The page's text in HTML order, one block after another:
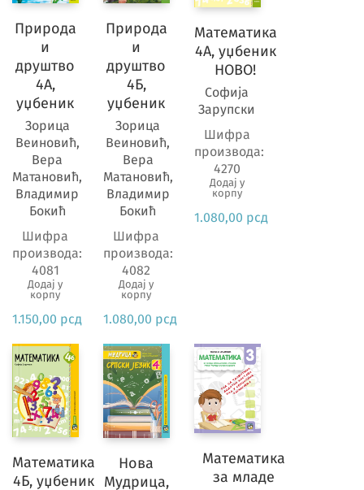
Природа
и
друштво
4А,
уџбеник
Зорица
Веиновић,
Вера
Матановић,
Владимир
Бокић
Шифра
производа:
4081
Додај у
корпу
1.150,00 рсд
Природа
и
друштво
4Б,
уџбеник
Зорица
Веиновић,
Вера
Матановић,
Владимир
Бокић
Шифра
производа:
4082
Додај у
корпу
1.080,00 рсд
Математика
4А, уџбеник
НОВО!
Софија
Зарупски
Шифра
производа:
4270
Додај у
корпу
1.080,00 рсд
Математика
4Б, уџбеник
Нова
Мудрица,
Математика
за младе